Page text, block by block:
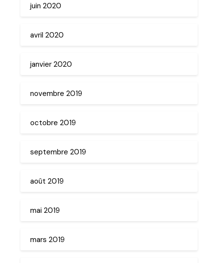
juin 2020
avril 2020
janvier 2020
novembre 2019
octobre 2019
septembre 2019
août 2019
mai 2019
mars 2019